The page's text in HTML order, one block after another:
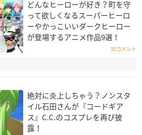
どんなヒーローが好き？町を守
って欲しくなるスーパーヒーロ
ーやかっこいいダークヒーロー
が登場するアニメ作品9選！
30コメント
絶対に炎上しちゃう？ノンスタ
イル石田さんが『コードギア
ス』C.C.のコスプレを再び披
露！